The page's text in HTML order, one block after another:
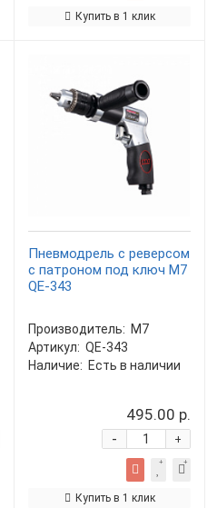
Купить в 1 клик
Пневмодрель с реверсом
c патроном под ключ M7
QE-343
Производитель: M7
Артикул: QE-343
Наличие: Есть в наличии
495.00 р.
+
-
Купить в 1 клик